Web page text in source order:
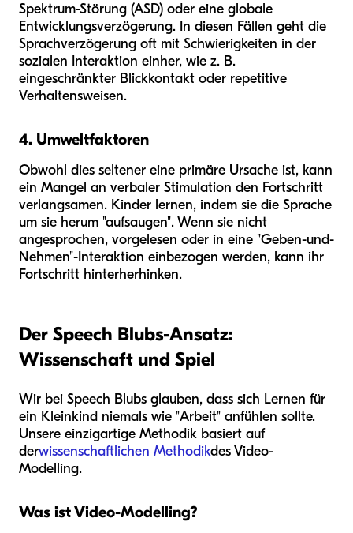
Spektrum-Störung (ASD) oder eine globale
Entwicklungsverzögerung. In diesen Fällen geht die
Sprachverzögerung oft mit Schwierigkeiten in der
sozialen Interaktion einher, wie z. B.
eingeschränkter Blickkontakt oder repetitive
Verhaltensweisen.
4. Umweltfaktoren
Obwohl dies seltener eine primäre Ursache ist, kann
ein Mangel an verbaler Stimulation den Fortschritt
verlangsamen. Kinder lernen, indem sie die Sprache
um sie herum "aufsaugen". Wenn sie nicht
angesprochen, vorgelesen oder in eine "Geben-und-
Nehmen"-Interaktion einbezogen werden, kann ihr
Fortschritt hinterherhinken.
Der Speech Blubs-Ansatz:
Wissenschaft und Spiel
Wir bei Speech Blubs glauben, dass sich Lernen für
ein Kleinkind niemals wie "Arbeit" anfühlen sollte.
Unsere einzigartige Methodik basiert auf
derwissenschaftlichen Methodikdes Video-
Modelling.
Was ist Video-Modelling?